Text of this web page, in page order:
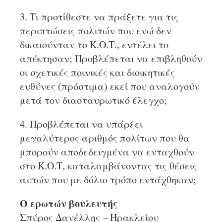
3. Τι προτίθεστε να πράξετε για τις
περιπτώσεις πολιτών που ενώ δεν
δικαιούνταν το Κ.Ο.Τ., εντέλει το
απέκτησαν; Προβλέπεται να επιβληθούν
οι σχετικές ποινικές και διοικητικές
ευθύνες (πρόστιμα) εκεί που αναλογούν
μετά τον διασταυρωτικό έλεγχο;
4. Προβλέπεται να υπάρξει
μεγαλύτερος αριθμός πολίτων που θα
μπορούν αποδεδειγμένα να ενταχθούν
στο Κ.Ο.Τ, καταλαμβάνοντας τις θέσεις
αυτών που με δόλιο τρόπο εντάχθηκαν;
Ο ερωτών βουλευτής
Σπύρος Δανέλλης – Ηρακλείου